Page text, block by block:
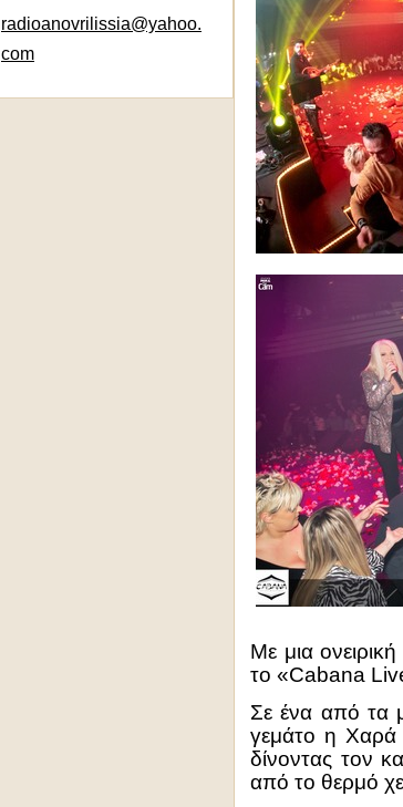
radioanovrilissia@yahoo.
com
Με μια
το «Cabana
Σε ένα από τα
γεμάτο η Χαρά
δίνοντας τον
από το θερμό